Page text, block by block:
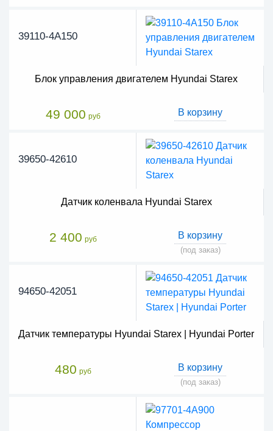
39110-4A150
Блок управления двигателем Hyundai Starex
49 000 руб В корзину
39650-42610
Датчик коленвала Hyundai Starex
2 400 руб В корзину
(под заказ)
94650-42051
Датчик температуры Hyundai Starex | Hyundai Porter
480 руб В корзину
(под заказ)